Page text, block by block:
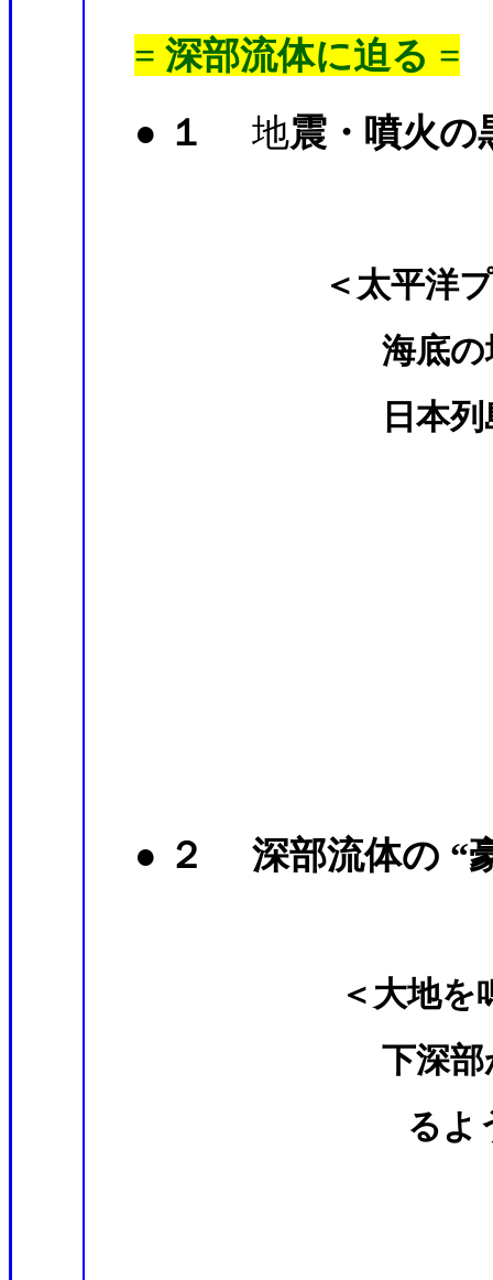
= 深部流体に迫る =
● １
地震・噴火の
＜太平洋プレート
海底の地震観測
日本列島深部
● ２ 深部流体の “
＜大地を鳴動させ
下深部から上昇
るようだ